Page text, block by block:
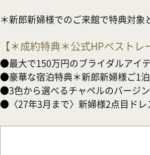
＊新郎新婦様でのご来館で特典対象
【＊成約特典＊公式HPベストレ
●最大で150万円のブライダルアイ
●豪華な宿泊特典＊新郎新婦様ご1泊
●3色から選べるチャペルのバージ
●〈27年3月まで〉新婦様2点目ドレ